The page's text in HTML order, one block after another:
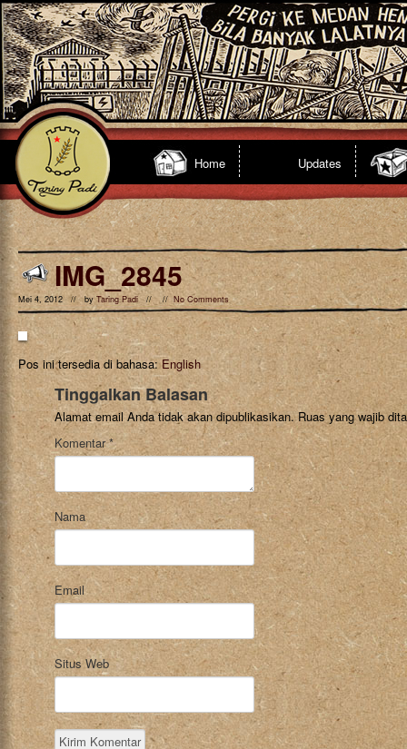
Home Updates
IMG_2845
Mei 4, 2012 // byTaring Padi// // No Comments
Pos ini tersedia di bahasa:English
Tinggalkan Balasan
Alamat email Anda tidak akan dipublikasikan. Ruas yang wajib
Komentar*
Nama
Email
Situs Web